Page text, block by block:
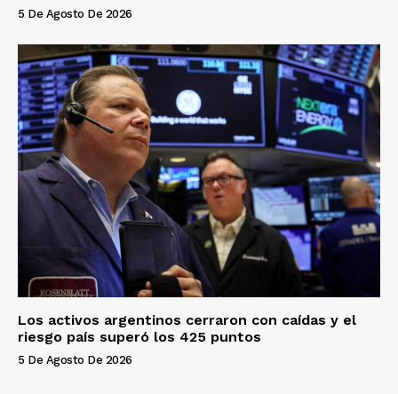
5 De Agosto De 2026
Los activos argentinos cerraron con caídas y el
riesgo país superó los 425 puntos
5 De Agosto De 2026